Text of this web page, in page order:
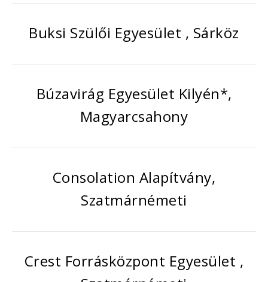
Buksi Szülői Egyesület , Sárköz
Búzavirág Egyesület Kilyén*,
Magyarcsahony
Consolation Alapítvány,
Szatmárnémeti
Crest Forrásközpont Egyesület ,